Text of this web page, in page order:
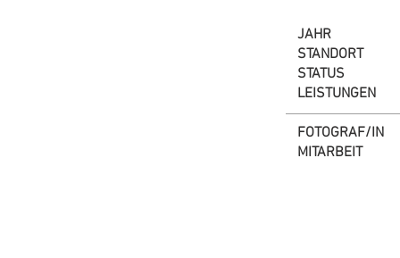
JAHR
STANDORT
STATUS
LEISTUNGEN
FOTOGRAF/IN
MITARBEIT